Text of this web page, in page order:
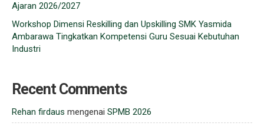
Ajaran 2026/2027
Workshop Dimensi Reskilling dan Upskilling SMK Yasmida
Ambarawa Tingkatkan Kompetensi Guru Sesuai Kebutuhan
Industri
Recent Comments
Rehan firdaus mengenai SPMB 2026